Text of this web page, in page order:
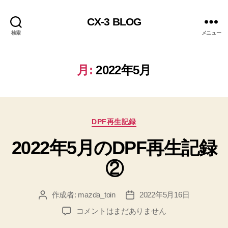
検索
CX-3 BLOG
メニュー
月: 2022年5月
カ
ゴ
リ
ー
DPF再生記録
2022年5月のDPF再生記録
②
投 作成者: mazda_toin
投
稿
日
2022年5月16日
2022
コメントはまだありません